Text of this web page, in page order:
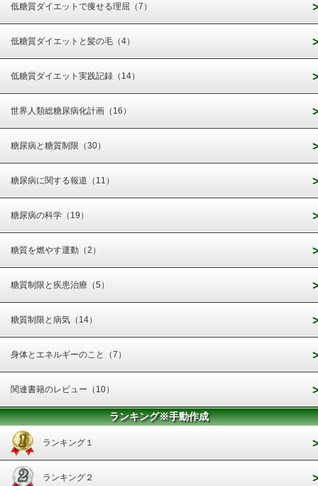
低糖質ダイエットで痩せる理屈（7）
低糖質ダイエットと髪の毛（4）
低糖質ダイエット実践記録（14）
世界人類総糖尿病化計画（16）
糖尿病と糖質制限（30）
糖尿病に関する報道（11）
糖尿病の科学（19）
糖質を燃やす運動（2）
糖質制限と疾患治療（5）
糖質制限と病気（14）
身体とエネルギーのこと（7）
関連書籍のレビュー（10）
ランキング※手動作成
ランキング１
ランキング２